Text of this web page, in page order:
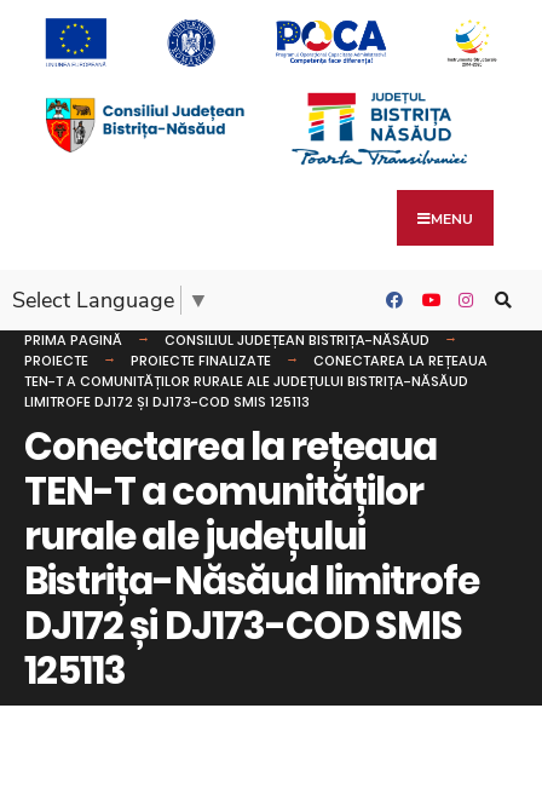
MENU
Select Language ▼
PRIMA PAGINĂ
CONSILIUL JUDEȚEAN BISTRIȚA-NĂSĂUD
PROIECTE
PROIECTE FINALIZATE
CONECTAREA LA REȚEAUA
TEN-T A COMUNITĂȚILOR RURALE ALE JUDEȚULUI BISTRIȚA-NĂSĂUD
LIMITROFE DJ172 ȘI DJ173-COD SMIS 125113
Conectarea la rețeaua
TEN-T a comunităților
rurale ale județului
Bistrița-Năsăud limitrofe
DJ172 și DJ173-COD SMIS
125113